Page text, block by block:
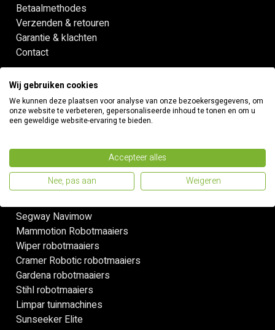
Betaalmethodes
Verzenden & retouren
Garantie & klachten
Contact
Snelle links
Installatie
Onderhoud
Onze merken
Segway Navimow
Mammotion Robotmaaiers
Wiper robotmaaiers
Cramer Robotic robotmaaiers
Gardena robotmaaiers
Stihl robotmaaiers
Limpar tuinmachines
Sunseeker Elite
Wij gebruiken cookies
We kunnen deze plaatsen voor analyse van onze bezoekersgegevens, om
onze website te verbeteren, gepersonaliseerde inhoud te tonen en om u
een geweldige website-ervaring te bieden.
Accepteer alles
Nee, pas aan
Weigeren